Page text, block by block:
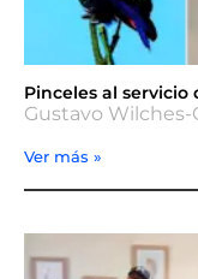
Pinceles al servicio
Gustavo Wilches-
Ver más »